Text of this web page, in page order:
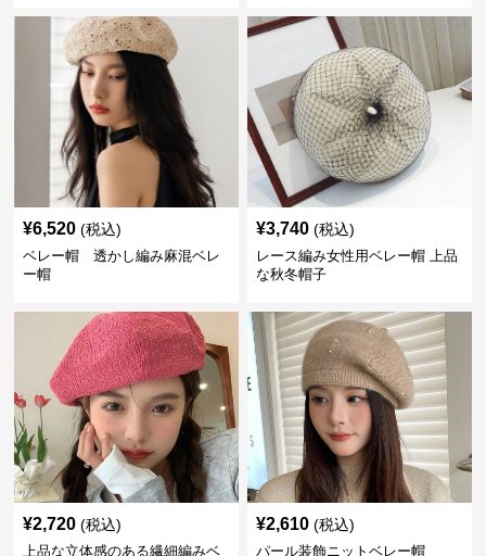
¥6,520 (税込)
ベレー帽 透かし編み麻混ベレ
ー帽
¥3,740 (税込)
レース編み女性用ベレー帽 上品
な秋冬帽子
¥2,720 (税込)
上品な立体感のある繊細編みベ
¥2,610 (税込)
パール装飾ニットベレー帽